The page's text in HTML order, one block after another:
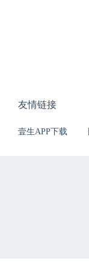
友情链接
壹生APP下载